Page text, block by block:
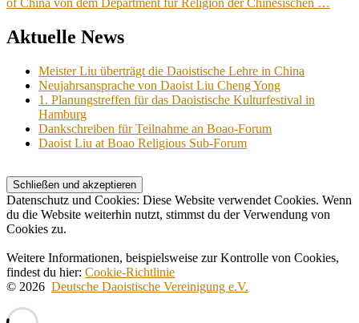
Aktuelle News
Meister Liu überträgt die Daoistische Lehre in China
Neujahrsansprache von Daoist Liu Cheng Yong
1. Planungstreffen für das Daoistische Kulturfestival in
Hamburg
Dankschreiben für Teilnahme an Boao-Forum
Daoist Liu at Boao Religious Sub-Forum
Datenschutz und Cookies: Diese Website verwendet Cookies. Wenn
du die Website weiterhin nutzt, stimmst du der Verwendung von
Cookies zu.
Weitere Informationen, beispielsweise zur Kontrolle von Cookies,
findest du hier: Cookie-Richtlinie
© 2026 Deutsche Daoistische Vereinigung e.V.